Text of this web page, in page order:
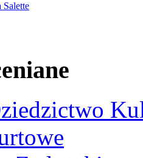
Salette